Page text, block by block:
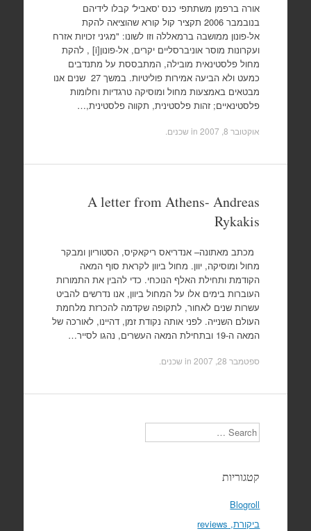
אורה ברפמן משתתפי כנס 'סאביל' קבלו לידיהם
בנובמבר 2006 תקציר קול קורא שהוציאה להקת
אל-פונון ממושבה ברמאללה וזו לשונו: "מגיני זכויות אזרח
ועקרונות מוסר אוניברסליים יקרים, אל-פונון[i] , להקת
מחול פלסטינאית מובילה, המתבססת על מתנדבים
כמעט ולא הביעה אמירות פוליטיות. במשך 27 שנים אנו
מבטאים באמצעות מחול ומוסיקה טרגדיות וחלומות
פלסטינאיים; זהות פלסטינית, תקווה פלסטינית,…
אוקטובר 8, 2007 in שכנים
A letter from Athens- Andreas
Rykakis
מכתב מאתונה– אנדריאס ריקאקיס, הסטוריון ומבקר
מחול ומוסיקה, יוון. מחול ביוון לקראת סוף המאה
הקודמת ותחילת האלף הנוכחי. כדי להבין את התמורות
העוברות בימים אלו על המחול ביוון, אנו נדרשים להביט
עשרות שנים לאחור, לתקופה שקדמה להכרזת מלחמת
העולם השנייה. לפני אותה נקודת זמן, דהיינו, לאורכה של
המאה ה-19 ובתחילת המאה העשרים, נהגו לסייר…
ספטמבר 28, 2007 in שכנים
Search
קטגוריות
Blogroll
ביקורת, reviews